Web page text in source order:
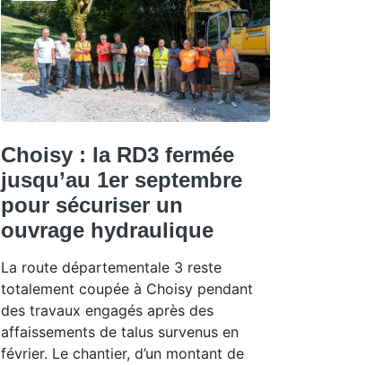
Choisy : la RD3 fermée
jusqu’au 1er septembre
pour sécuriser un
ouvrage hydraulique
La route départementale 3 reste
totalement coupée à Choisy pendant
des travaux engagés après des
affaissements de talus survenus en
février. Le chantier, d’un montant de